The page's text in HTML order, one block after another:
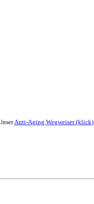
Anti-Aging Wegweiser (klick)